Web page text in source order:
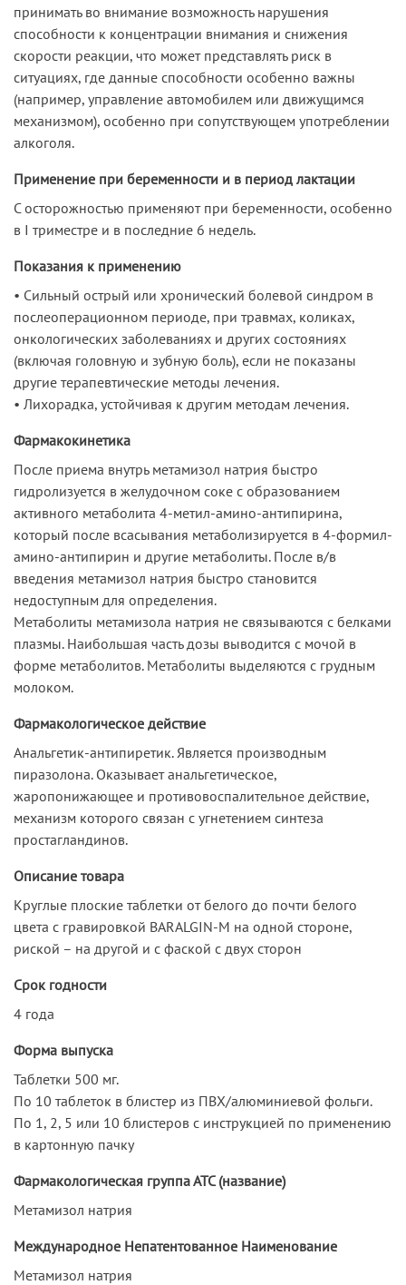
принимать во внимание возможность нарушения
способности к концентрации внимания и снижения
скорости реакции, что может представлять риск в
ситуациях, где данные способности особенно важны
(например, управление автомобилем или движущимся
механизмом), особенно при сопутствующем употреблении
алкоголя.
Применение при беременности и в период лактации
С осторожностью применяют при беременности, особенно
в I триместре и в последние 6 недель.
Показания к применению
• Сильный острый или хронический болевой синдром в
послеоперационном периоде, при травмах, коликах,
онкологических заболеваниях и других состояниях
(включая головную и зубную боль), если не показаны
другие терапевтические методы лечения.
• Лихорадка, устойчивая к другим методам лечения.
Фармакокинетика
После приема внутрь метамизол натрия быстро
гидролизуется в желудочном соке с образованием
активного метаболита 4-метил-амино-антипирина,
который после всасывания метаболизируется в 4-формил-
амино-антипирин и другие метаболиты. После в/в
введения метамизол натрия быстро становится
недоступным для определения.
Метаболиты метамизола натрия не связываются с белками
плазмы. Наибольшая часть дозы выводится с мочой в
форме метаболитов. Метаболиты выделяются с грудным
молоком.
Фармакологическое действие
Анальгетик-антипиретик. Является производным
пиразолона. Оказывает анальгетическое,
жаропонижающее и противовоспалительное действие,
механизм которого связан с угнетением синтеза
простагландинов.
Описание товара
Круглые плоские таблетки от белого до почти белого
цвета с гравировкой BARALGIN-М на одной стороне,
риской – на другой и с фаской с двух сторон
Срок годности
4 года
Форма выпуска
Таблетки 500 мг.
По 10 таблеток в блистер из ПВХ/алюминиевой фольги.
По 1, 2, 5 или 10 блистеров с инструкцией по применению
в картонную пачку
Фармакологическая группа АТС (название)
Метамизол натрия
Международное Непатентованное Наименование
Метамизол натрия